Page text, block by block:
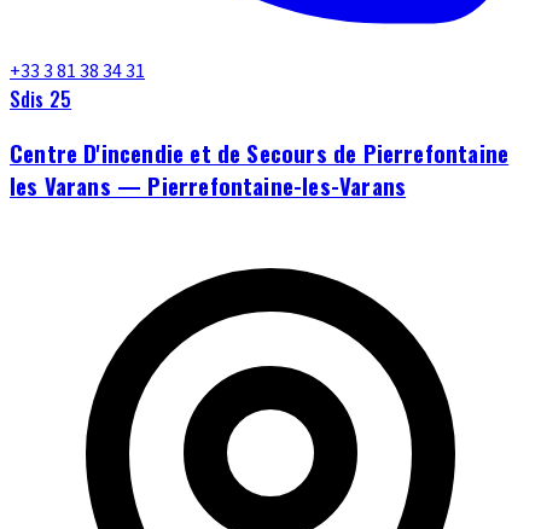
+33 3 81 38 34 31
Sdis 25
Centre D'incendie et de Secours de Pierrefontaine
les Varans — Pierrefontaine-les-Varans